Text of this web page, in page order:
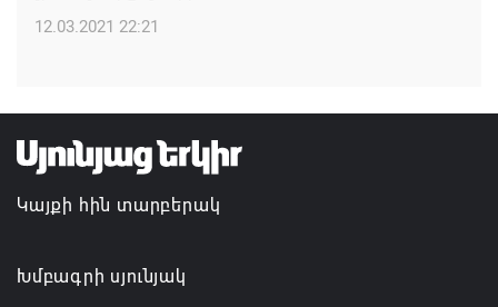
08.08.2026 21:31
08.08.2026 21:25
12.03.2021 22:21
Կայքի հին տարբերակ
Խմբագրի սյունյակ